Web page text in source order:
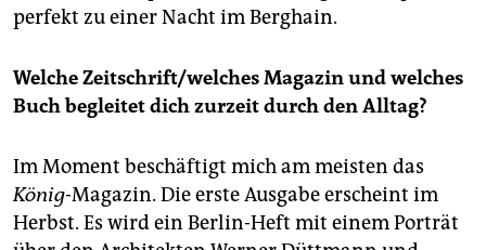
perfekt zu einer Nacht im Berghain.
Welche Zeitschrift/welches Magazin und welches
Buch begleitet dich zurzeit durch den Alltag?
Im Moment beschäftigt mich am meisten das
König-Magazin. Die erste Ausgabe erscheint im
Herbst. Es wird ein Berlin-Heft mit einem Porträt